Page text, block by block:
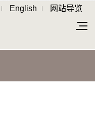
English 网站导览